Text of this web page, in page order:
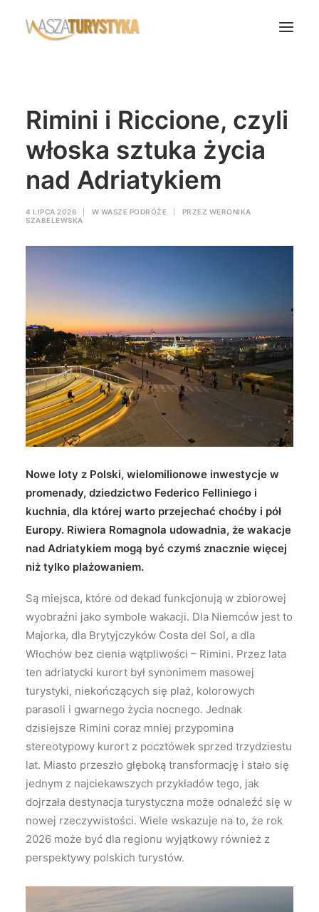
Biura podróży
Transport
Noclegi
Polska
Świat
Wyszukiwanie
Rimini i Riccione, czyli
włoska sztuka życia
nad Adriatykiem
4 LIPCA 2026 W WASZE PODRÓŻE PRZEZ WERONIKA
SZABELEWSKA
Nowe loty z Polski, wielomilionowe inwestycje w
promenady, dziedzictwo Federico Felliniego i
kuchnia, dla której warto przejechać choćby i pół
Europy. Riwiera Romagnola udowadnia, że wakacje
nad Adriatykiem mogą być czymś znacznie więcej
niż tylko plażowaniem.
Są miejsca, które od dekad funkcjonują w zbiorowej
wyobraźni jako symbole wakacji. Dla Niemców jest to
Majorka, dla Brytyjczyków Costa del Sol, a dla
Włochów bez cienia wątpliwości – Rimini. Przez lata
ten adriatycki kurort był synonimem masowej
turystyki, niekończących się plaż, kolorowych
parasoli i gwarnego życia nocnego. Jednak
dzisiejsze Rimini coraz mniej przypomina
stereotypowy kurort z pocztówek sprzed trzydziestu
lat. Miasto przeszło głęboką transformację i stało się
jednym z najciekawszych przykładów tego, jak
dojrzała destynacja turystyczna może odnaleźć się w
nowej rzeczywistości. Wiele wskazuje na to, że rok
2026 może być dla regionu wyjątkowy również z
perspektywy polskich turystów.